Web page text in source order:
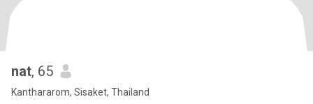
nat, 65
Kanthararom, Sisaket, Thailand